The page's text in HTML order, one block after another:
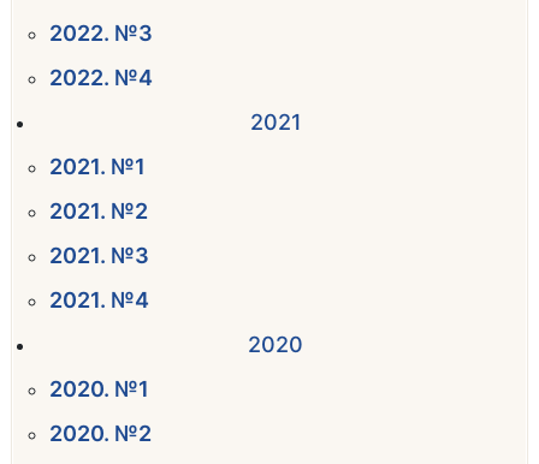
2022. №3
2022. №4
2021
2021. №1
2021. №2
2021. №3
2021. №4
2020
2020. №1
2020. №2